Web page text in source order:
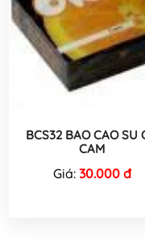
BCS32 BAO CAO SU
CAM
Giá: 30.000 đ